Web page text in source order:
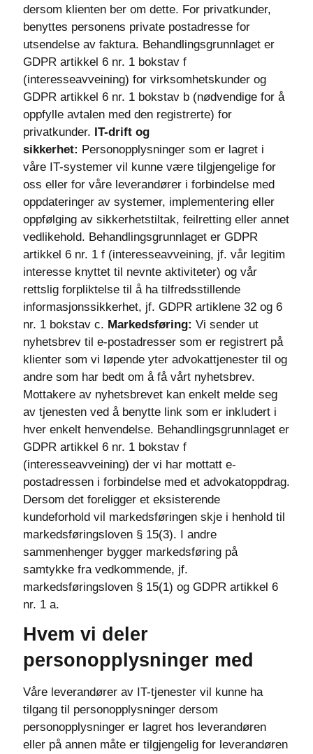
dersom klienten ber om dette. For privatkunder,
benyttes personens private postadresse for
utsendelse av faktura. Behandlingsgrunnlaget er
GDPR artikkel 6 nr. 1 bokstav f
(interesseavveining) for virksomhetskunder og
GDPR artikkel 6 nr. 1 bokstav b (nødvendige for å
oppfylle avtalen med den registrerte) for
privatkunder. IT-drift og
sikkerhet: Personopplysninger som er lagret i
våre IT-systemer vil kunne være tilgjengelige for
oss eller for våre leverandører i forbindelse med
oppdateringer av systemer, implementering eller
oppfølging av sikkerhetstiltak, feilretting eller annet
vedlikehold. Behandlingsgrunnlaget er GDPR
artikkel 6 nr. 1 f (interesseavveining, jf. vår legitim
interesse knyttet til nevnte aktiviteter) og vår
rettslig forpliktelse til å ha tilfredsstillende
informasjonssikkerhet, jf. GDPR artiklene 32 og 6
nr. 1 bokstav c. Markedsføring: Vi sender ut
nyhetsbrev til e-postadresser som er registrert på
klienter som vi løpende yter advokattjenester til og
andre som har bedt om å få vårt nyhetsbrev.
Mottakere av nyhetsbrevet kan enkelt melde seg
av tjenesten ved å benytte link som er inkludert i
hver enkelt henvendelse. Behandlingsgrunnlaget er
GDPR artikkel 6 nr. 1 bokstav f
(interesseavveining) der vi har mottatt e-
postadressen i forbindelse med et advokatoppdrag.
Dersom det foreligger et eksisterende
kundeforhold vil markedsføringen skje i henhold til
markedsføringsloven § 15(3). I andre
sammenhenger bygger markedsføring på
samtykke fra vedkommende, jf.
markedsføringsloven § 15(1) og GDPR artikkel 6
nr. 1 a.
Hvem vi deler
personopplysninger med
Våre leverandører av IT-tjenester vil kunne ha
tilgang til personopplysninger dersom
personopplysninger er lagret hos leverandøren
eller på annen måte er tilgjengelig for leverandøren